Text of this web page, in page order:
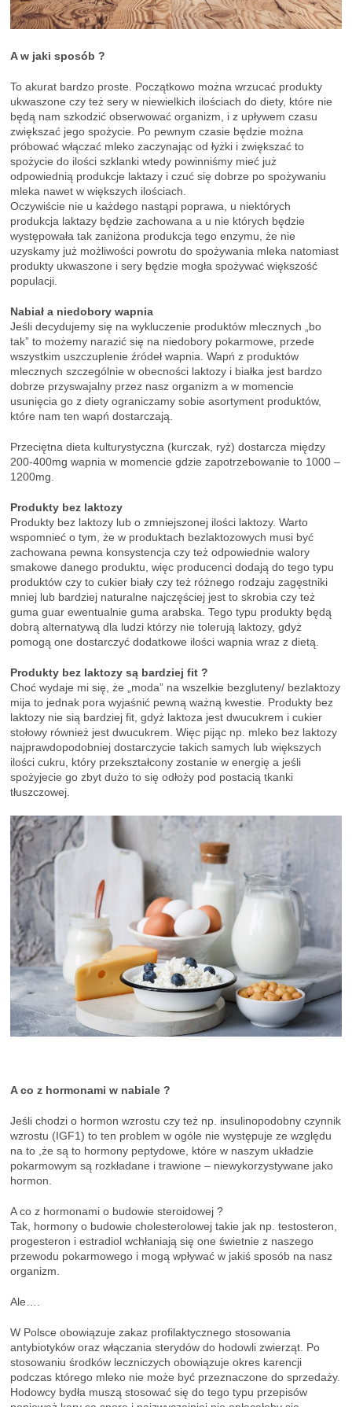
A w jaki sposób ?
To akurat bardzo proste. Początkowo można wrzucać produkty
ukwaszone czy też sery w niewielkich ilościach do diety, które nie
będą nam szkodzić obserwować organizm, i z upływem czasu
zwiększać jego spożycie. Po pewnym czasie będzie można
próbować włączać mleko zaczynając od łyżki i zwiększać to
spożycie do ilości szklanki wtedy powinniśmy mieć już
odpowiednią produkcje laktazy i czuć się dobrze po spożywaniu
mleka nawet w większych ilościach.
Oczywiście nie u każdego nastąpi poprawa, u niektórych
produkcja laktazy będzie zachowana a u nie których będzie
występowała tak zaniżona produkcja tego enzymu, że nie
uzyskamy już możliwości powrotu do spożywania mleka natomiast
produkty ukwaszone i sery będzie mogła spożywać większość
populacji.
Nabiał a niedobory wapnia
Jeśli decydujemy się na wykluczenie produktów mlecznych „bo
tak” to możemy narazić się na niedobory pokarmowe, przede
wszystkim uszczuplenie źródeł wapnia. Wapń z produktów
mlecznych szczególnie w obecności laktozy i białka jest bardzo
dobrze przyswajalny przez nasz organizm a w momencie
usunięcia go z diety ograniczamy sobie asortyment produktów,
które nam ten wapń dostarczają.
Przeciętna dieta kulturystyczna (kurczak, ryż) dostarcza między
200-400mg wapnia w momencie gdzie zapotrzebowanie to 1000 –
1200mg.
Produkty bez laktozy
Produkty bez laktozy lub o zmniejszonej ilości laktozy. Warto
wspomnieć o tym, że w produktach bezlaktozowych musi być
zachowana pewna konsystencja czy też odpowiednie walory
smakowe danego produktu, więc producenci dodają do tego typu
produktów czy to cukier biały czy też różnego rodzaju zagęstniki
mniej lub bardziej naturalne najczęściej jest to skrobia czy też
guma guar ewentualnie guma arabska. Tego typu produkty będą
dobrą alternatywą dla ludzi którzy nie tolerują laktozy, gdyż
pomogą one dostarczyć dodatkowe ilości wapnia wraz z dietą.
Produkty bez laktozy są bardziej fit ?
Choć wydaje mi się, że „moda” na wszelkie bezgluteny/ bezlaktozy
mija to jednak pora wyjaśnić pewną ważną kwestie. Produkty bez
laktozy nie sią bardziej fit, gdyż laktoza jest dwucukrem i cukier
stołowy również jest dwucukrem. Więc pijąc np. mleko bez laktozy
najprawdopodobniej dostarczycie takich samych lub większych
ilości cukru, który przekształcony zostanie w energię a jeśli
spożyjecie go zbyt dużo to się odłoży pod postacią tkanki
tłuszczowej.
A co z hormonami w nabiale ?
Jeśli chodzi o hormon wzrostu czy też np. insulinopodobny czynnik
wzrostu (IGF1) to ten problem w ogóle nie występuje ze względu
na to ,że są to hormony peptydowe, które w naszym układzie
pokarmowym są rozkładane i trawione – niewykorzystywane jako
hormon.
A co z hormonami o budowie steroidowej ?
Tak, hormony o budowie cholesterolowej takie jak np. testosteron,
progesteron i estradiol wchłaniają się one świetnie z naszego
przewodu pokarmowego i mogą wpływać w jakiś sposób na nasz
organizm.
Ale….
W Polsce obowiązuje zakaz profilaktycznego stosowania
antybiotyków oraz włączania sterydów do hodowli zwierząt. Po
stosowaniu środków leczniczych obowiązuje okres karencji
podczas którego mleko nie może być przeznaczone do sprzedaży.
Hodowcy bydła muszą stosować się do tego typu przepisów